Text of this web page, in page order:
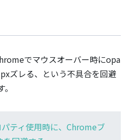
でマウスオーバー時にopa
ズレる、という不具合を回避
ティ使用時に、Chromeブ